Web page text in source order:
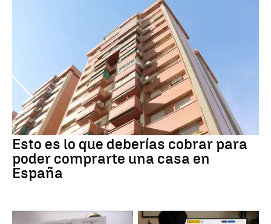
Esto es lo que deberías cobrar para
poder comprarte una casa en
España